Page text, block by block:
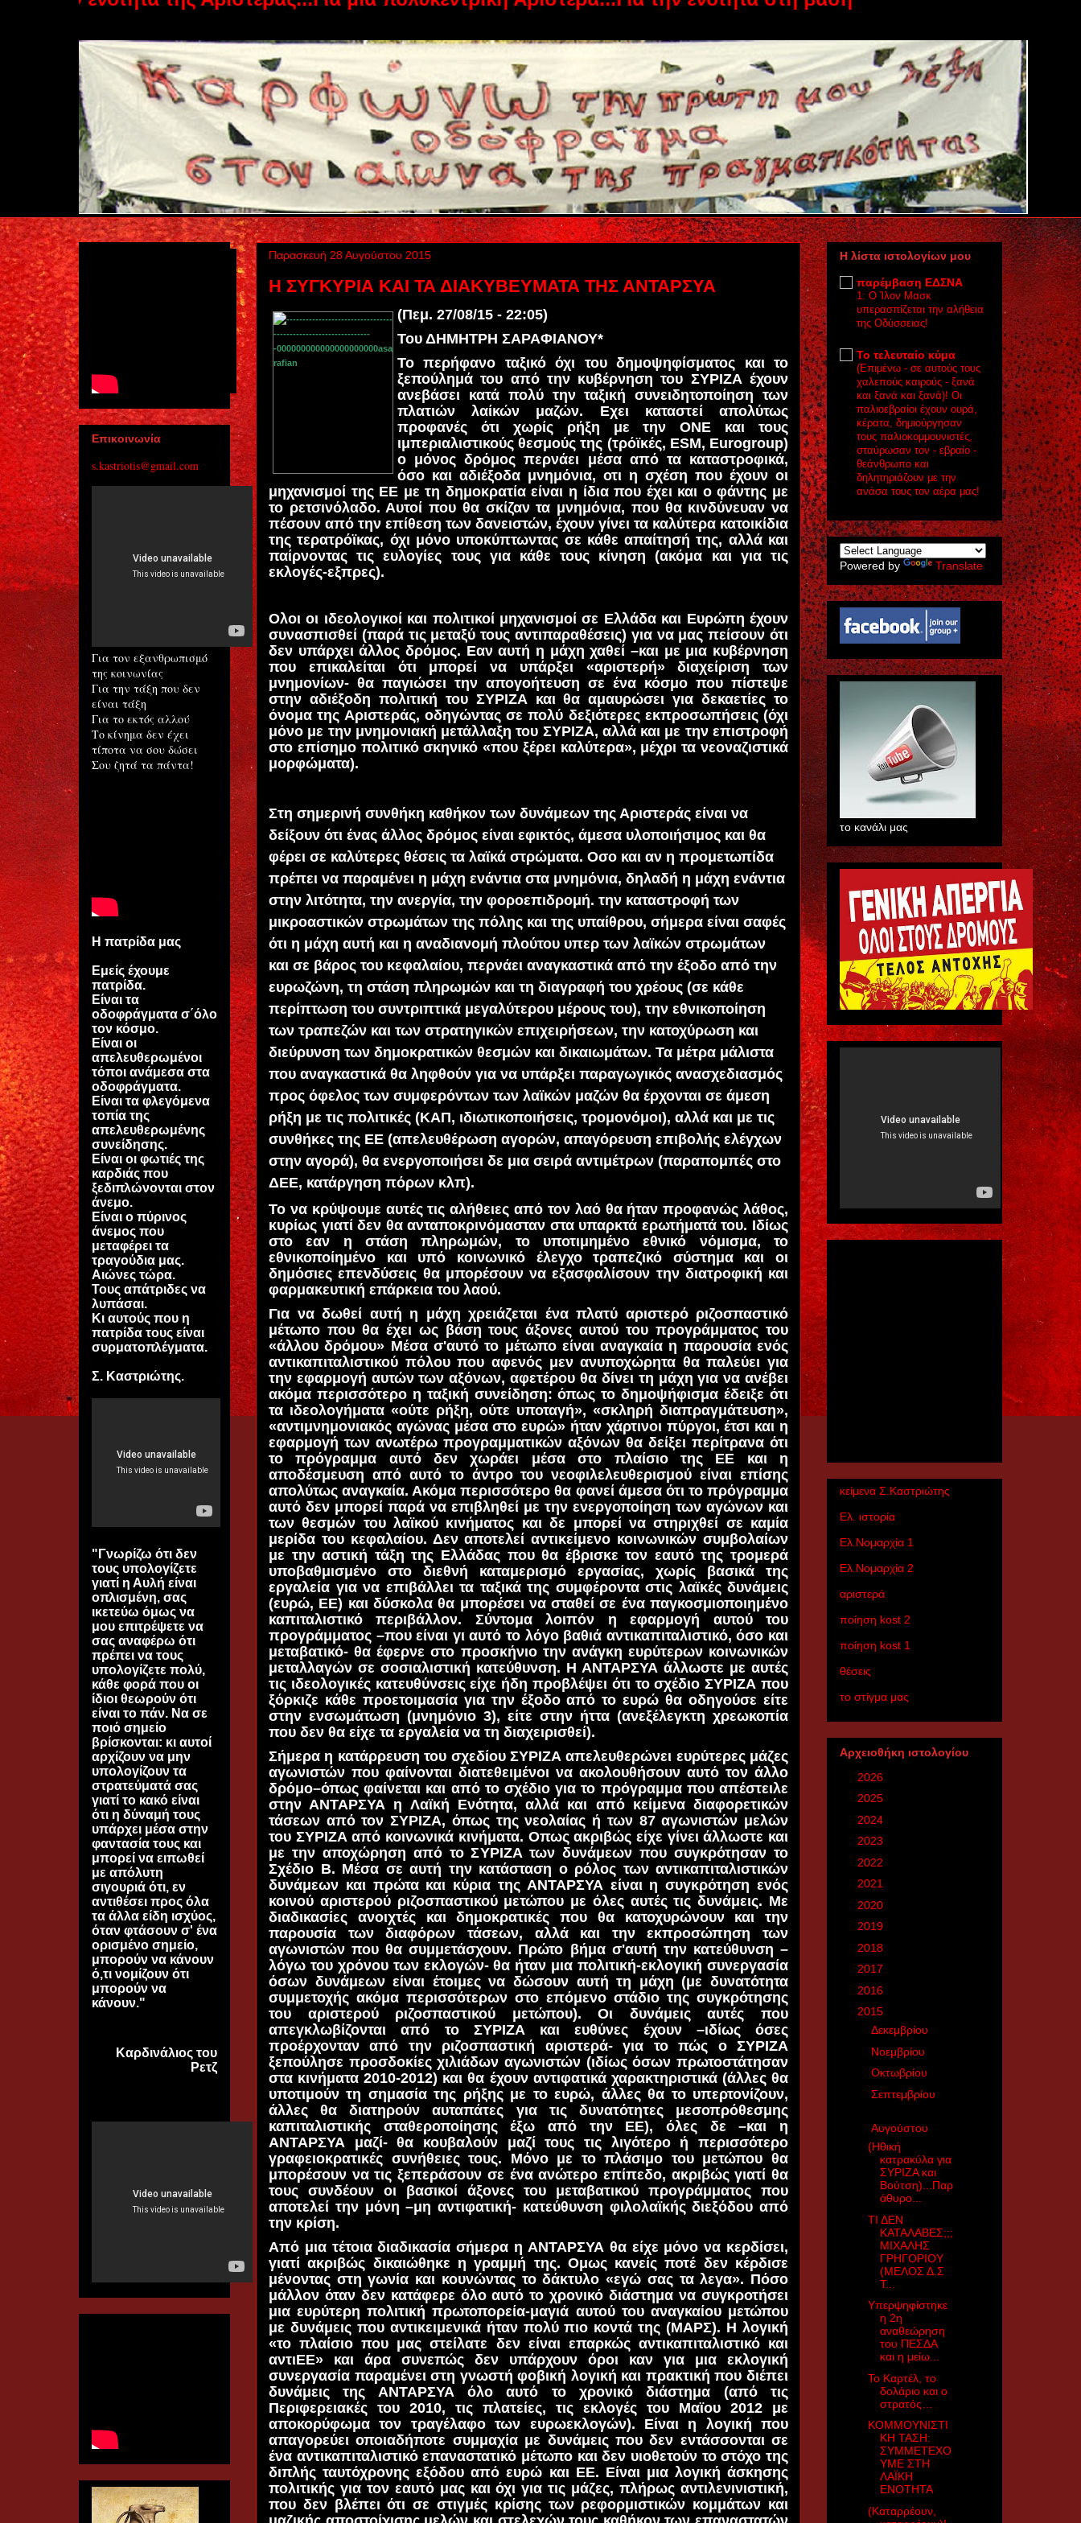
Παρασκευή 28 Αυγούστου 2015
Η ΣΥΓΚΥΡΙΑ ΚΑΙ ΤΑ ΔΙΑΚΥΒΕΥΜΑΤΑ ΤΗΣ ΑΝΤΑΡΣΥΑ
(Πεμ. 27/08/15 - 22:05)
Του ΔΗΜΗΤΡΗ ΣΑΡΑΦΙΑΝΟΥ*
To περήφανο ταξικό όχι του δημοψηφίσματος και το
ξεπούλημά του από την κυβέρνηση του ΣΥΡΙΖΑ έχουν
ανεβάσει κατά πολύ την ταξική συνειδητοποίηση των
πλατιών λαίκών μαζών. Εχει καταστεί απολύτως
προφανές ότι χωρίς ρήξη με την ΟΝΕ και τους
ιμπεριαλιστικούς θεσμούς της (τρόϊκές, ΕSM, Eurogroup)
ο μόνος δρόμος περνάει μέσα από τα καταστροφικά,
όσο και αδιέξοδα μνημόνια, οτι η σχέση που έχουν οι
μηχανισμοί της ΕΕ με τη δημοκρατία είναι η ίδια που έχει και ο φάντης με
το ρετσινόλαδο. Αυτοί που θα σκίζαν τα μνημόνια, που θα κινδύνευαν να
πέσουν από την επίθεση των δανειστών, έχουν γίνει τα καλύτερα κατοικίδια
της τερατρόϊκας, όχι μόνο υποκύπτωντας σε κάθε απαίτησή της, αλλά και
παίρνοντας τις ευλογίες τους για κάθε τους κίνηση (ακόμα και για τις
εκλογές-εξπρες).
Ολοι οι ιδεολογικοί και πολιτικοί μηχανισμοί σε Ελλάδα και Ευρώπη έχουν
συνασπισθεί (παρά τις μεταξύ τους αντιπαραθέσεις) για να μας πείσουν ότι
δεν υπάρχει άλλος δρόμος. Εαν αυτή η μάχη χαθεί –και με μια κυβέρνηση
που επικαλείται ότι μπορεί να υπάρξει «αριστερή» διαχείριση των
μνημονίων- θα παγιώσει την απογοήτευση σε ένα κόσμο που πίστεψε
στην αδιέξοδη πολιτική του ΣΥΡΙΖΑ και θα αμαυρώσει για δεκαετίες το
όνομα της Αριστεράς, οδηγώντας σε πολύ δεξιότερες εκπροσωπήσεις (όχι
μόνο με την μνημονιακή μετάλλαξη του ΣΥΡΙΖΑ, αλλά και με την επιστροφή
στο επίσημο πολιτικό σκηνικό «που ξέρει καλύτερα», μέχρι τα νεοναζιστικά
μορφώματα).
Στη σημερινή συνθήκη καθήκον των δυνάμεων της Αριστεράς είναι να
δείξουν ότι ένας άλλος δρόμος είναι εφικτός, άμεσα υλοποιήσιμος και θα
φέρει σε καλύτερες θέσεις τα λαϊκά στρώματα. Οσο και αν η προμετωπίδα
πρέπει να παραμένει η μάχη ενάντια στα μνημόνια, δηλαδή η μάχη ενάντια
στην λιτότητα, την ανεργία, την φοροεπιδρομή. την καταστροφή των
μικροαστικών στρωμάτων της πόλης και της υπαίθρου, σήμερα είναι σαφές
ότι η μάχη αυτή και η αναδιανομή πλούτου υπερ των λαϊκών στρωμάτων
και σε βάρος του κεφαλαίου, περνάει αναγκαστικά από την έξοδο από την
ευρωζώνη, τη στάση πληρωμών και τη διαγραφή του χρέους (σε κάθε
περίπτωση του συντριπτικά μεγαλύτερου μέρους του), την εθνικοποίηση
των τραπεζών και των στρατηγικών επιχειρήσεων, την κατοχύρωση και
διεύρυνση των δημοκρατικών θεσμών και δικαιωμάτων. Τα μέτρα μάλιστα
που αναγκαστικά θα ληφθούν για να υπάρξει παραγωγικός ανασχεδιασμός
προς όφελος των συμφερόντων των λαϊκών μαζών θα έρχονται σε άμεση
ρήξη με τις πολιτικές (ΚΑΠ, ιδιωτικοποιήσεις, τρομονόμοι), αλλά και με τις
συνθήκες της ΕΕ (απελευθέρωση αγορών, απαγόρευση επιβολής ελέγχων
στην αγορά), θα ενεργοποιήσει δε μια σειρά αντιμέτρων (παραπομπές στο
ΔΕΕ, κατάργηση πόρων κλπ).
Το να κρύψουμε αυτές τις αλήθειες από τον λαό θα ήταν προφανώς λάθος,
κυρίως γιατί δεν θα ανταποκρινόμασταν στα υπαρκτά ερωτήματά του. Ιδίως
στο εαν η στάση πληρωμών, το υποτιμημένο εθνικό νόμισμα, το
εθνικοποίημένο και υπό κοινωνικό έλεγχο τραπεζικό σύστημα και οι
δημόσιες επενδύσεις θα μπορέσουν να εξασφαλίσουν την διατροφική και
φαρμακευτική επάρκεια του λαού.
Για να δωθεί αυτή η μάχη χρειάζεται ένα πλατύ αριστερό ριζοσπαστικό
μέτωπο που θα έχει ως βάση τους άξονες αυτού του προγράμματος του
«άλλου δρόμου» Μέσα σ'αυτό το μέτωπο είναι αναγκαία η παρουσία ενός
αντικαπιταλιστικού πόλου που αφενός μεν ανυποχώρητα θα παλεύει για
την εφαρμογή αυτών των αξόνων, αφετέρου θα δίνει τη μάχη για να ανέβει
ακόμα περισσότερο η ταξική συνείδηση: όπως το δημοψήφισμα έδειξε ότι
τα ιδεολογήματα «ούτε ρήξη, ούτε υποταγή», «σκληρή διαπραγμάτευση»,
«αντιμνημονιακός αγώνας μέσα στο ευρώ» ήταν χάρτινοι πύργοι, έτσι και η
εφαρμογή των ανωτέρω προγραμματικών αξόνων θα δείξει περίτρανα ότι
το πρόγραμμα αυτό δεν χωράει μέσα στο πλαίσιο της ΕΕ και η
αποδέσμευση από αυτό το άντρο του νεοφιλελευθερισμού είναι επίσης
απολύτως αναγκαία. Ακόμα περισσότερο θα φανεί άμεσα ότι το πρόγραμμα
αυτό δεν μπορεί παρά να επιβληθεί με την ενεργοποίηση των αγώνων και
των θεσμών του λαϊκού κινήματος και δε μπορεί να στηριχθεί σε καμία
μερίδα του κεφαλαίου. Δεν αποτελεί αντικείμενο κοινωνικών συμβολαίων
με την αστική τάξη της Ελλάδας που θα έβρισκε τον εαυτό της τρομερά
υποβαθμισμένο στο διεθνή καταμερισμό εργασίας, χωρίς βασικά της
εργαλεία για να επιβάλλει τα ταξικά της συμφέροντα στις λαϊκές δυνάμεις
(ευρώ, ΕΕ) και δύσκολα θα μπορέσει να σταθεί σε ένα παγκοσμιοποιημένο
καπιταλιστικό περιβάλλον. Σύντομα λοιπόν η εφαρμογή αυτού του
προγράμματος –που είναι γι αυτό το λόγο βαθιά αντικαπιταλιστικό, όσο και
μεταβατικό- θα έφερνε στο προσκήνιο την ανάγκη ευρύτερων κοινωνικών
μεταλλαγών σε σοσιαλιστική κατεύθυνση. Η ΑΝΤΑΡΣΥΑ άλλωστε με αυτές
τις ιδεολογικές κατευθύνσεις είχε ήδη προβλέψει ότι το σχέδιο ΣΥΡΙΖΑ που
ξόρκιζε κάθε προετοιμασία για την έξοδο από το ευρώ θα οδηγούσε είτε
στην ενσωμάτωση (μνημόνιο 3), είτε στην ήττα (ανεξέλεγκτη χρεωκοπία
που δεν θα είχε τα εργαλεία να τη διαχειρισθεί).
Σήμερα η κατάρρευση του σχεδίου ΣΥΡΙΖΑ απελευθερώνει ευρύτερες μάζες
αγωνιστών που φαίνονται διατεθειμένοι να ακολουθήσουν αυτό τον άλλο
δρόμο–όπως φαίνεται και από το σχέδιο για το πρόγραμμα που απέστειλε
στην ΑΝΤΑΡΣΥΑ η Λαϊκή Ενότητα, αλλά και από κείμενα διαφορετικών
τάσεων από τον ΣΥΡΙΖΑ, όπως της νεολαίας ή των 87 αγωνιστών μελών
του ΣΥΡΙΖΑ από κοινωνικά κινήματα. Οπως ακριβώς είχε γίνει άλλωστε και
με την αποχώρηση από το ΣΥΡΙΖΑ των δυνάμεων που συγκρότησαν το
Σχέδιο Β. Μέσα σε αυτή την κατάσταση ο ρόλος των αντικαπιταλιστικών
δυνάμεων και πρώτα και κύρια της ΑΝΤΑΡΣΥΑ είναι η συγκρότηση ενός
κοινού αριστερού ριζοσπαστικού μετώπου με όλες αυτές τις δυνάμεις. Με
διαδικασίες ανοιχτές και δημοκρατικές που θα κατοχυρώνουν και την
παρουσία των διαφόρων τάσεων, αλλά και την εκπροσώπηση των
αγωνιστών που θα συμμετάσχουν. Πρώτο βήμα σ'αυτή την κατεύθυνση –
λόγω του χρόνου των εκλογών- θα ήταν μια πολιτική-εκλογική συνεργασία
όσων δυνάμεων είναι έτοιμες να δώσουν αυτή τη μάχη (με δυνατότητα
συμμετοχής ακόμα περισσότερων στο επόμενο στάδιο της συγκρότησης
του αριστερού ριζοσπαστικού μετώπου). Οι δυνάμεις αυτές που
απεγκλωβίζονται από το ΣΥΡΙΖΑ και ευθύνες έχουν –ιδίως όσες
προέρχονταν από την ριζοσπαστική αριστερά- για το πώς ο ΣΥΡΙΖΑ
ξεπούλησε προσδοκίες χιλιάδων αγωνιστών (ιδίως όσων πρωτοστάτησαν
στα κινήματα 2010-2012) και θα έχουν αντιφατικά χαρακτηριστικά (άλλες θα
υποτιμούν τη σημασία της ρήξης με το ευρώ, άλλες θα το υπερτονίζουν,
άλλες θα διατηρούν αυταπάτες για τις δυνατότητες μεσοπρόθεσμης
καπιταλιστικής σταθεροποίησης έξω από την ΕΕ), όλες δε –και η
ΑΝΤΑΡΣΥΑ μαζί- θα κουβαλούν μαζί τους τις λιγότερο ή περισσότερο
γραφειοκρατικές συνήθειες τους. Μόνο με το πλάσιμο του μετώπου θα
μπορέσουν να τις ξεπεράσουν σε ένα ανώτερο επίπεδο, ακριβώς γιατί θα
τους συνδέουν οι βασικοί άξονες του μεταβατικού προγράμματος που
αποτελεί την μόνη –μη αντιφατική- κατεύθυνση φιλολαϊκής διεξόδου από
την κρίση.
Από μια τέτοια διαδικασία σήμερα η ΑΝΤΑΡΣΥΑ θα είχε μόνο να κερδίσει,
γιατί ακριβώς δικαιώθηκε η γραμμή της. Ομως κανείς ποτέ δεν κέρδισε
μένοντας στη γωνία και κουνώντας το δάκτυλο «εγώ σας τα λεγα». Πόσο
μάλλον όταν δεν κατάφερε όλο αυτό το χρονικό διάστημα να συγκροτήσει
μια ευρύτερη πολιτική πρωτοπορεία-μαγιά αυτού του αναγκαίου μετώπου
με δυνάμεις που αντικειμενικά ήταν πολύ πιο κοντά της (ΜΑΡΣ). H λογική
«το πλαίσιο που μας στείλατε δεν είναι επαρκώς αντικαπιταλιστικό και
αντιΕΕ» και άρα συνεπώς δεν υπάρχουν όροι καν για μια εκλογική
συνεργασία παραμένει στη γνωστή φοβική λογική και πρακτική που διέπει
δυνάμεις της ΑΝΤΑΡΣΥΑ όλο αυτό το χρονικό διάστημα (από τις
Περιφερειακές του 2010, τις πλατείες, τις εκλογές του Μαϊου 2012 με
αποκορύφωμα τον τραγέλαφο των ευρωεκλογών). Είναι η λογική που
απαγορεύει οποιαδήποτε συμμαχία με δυνάμεις που δεν εντάσσονται σε
ένα αντικαπιταλιστικό επαναστατικό μέτωπο και δεν υιοθετούν το στόχο της
διπλής ταυτόχρονης εξόδου από ευρώ και ΕΕ. Είναι μια λογική άσκησης
πολιτικής για τον εαυτό μας και όχι για τις μάζες, πλήρως αντιλενινιστική,
που δεν βλέπει ότι σε στιγμές κρίσης των ρεφορμιστικών κομμάτων και
Επικοινωνία
s.kastriotis@gmail.com
Για τον εξανθρωπισμό
της κοινωνίας
Για την τάξη που δεν
είναι τάξη
Για το εκτός αλλού
Το κίνημα δεν έχει
τίποτα να σου δώσει
Σου ζητά τα πάντα!
Η πατρίδα μας
Εμείς έχουμε
πατρίδα.
Είναι τα
οδοφράγματα σ΄όλο
τον κόσμο.
Είναι οι
απελευθερωμένοι
τόποι ανάμεσα στα
οδοφράγματα.
Είναι τα φλεγόμενα
τοπία της
απελευθερωμένης
συνείδησης.
Είναι οι φωτιές της
καρδιάς που
ξεδιπλώνονται στον
άνεμο.
Είναι ο πύρινος
άνεμος που
μεταφέρει τα
τραγούδια μας.
Αιώνες τώρα.
Τους απάτριδες να
λυπάσαι.
Κι αυτούς που η
πατρίδα τους είναι
συρματοπλέγματα.
Σ. Καστριώτης.
"Γνωρίζω ότι δεν
τους υπολογίζετε
γιατί η Αυλή είναι
οπλισμένη, σας
ικετεύω όμως να
μου επιτρέψετε να
σας αναφέρω ότι
πρέπει να τους
υπολογίζετε πολύ,
κάθε φορά που οι
ίδιοι θεωρούν ότι
είναι το πάν. Να σε
ποιό σημείο
βρίσκονται: κι αυτοί
αρχίζουν να μην
υπολογίζουν τα
στρατεύματά σας
γιατί το κακό είναι
ότι η δύναμή τους
υπάρχει μέσα στην
φαντασία τους και
μπορεί να ειπωθεί
με απόλυτη
σιγουριά ότι, εν
αντιθέσει προς όλα
τα άλλα είδη ισχύος,
όταν φτάσουν σ' ένα
ορισμένο σημείο,
μπορούν να κάνουν
ό,τι νομίζουν ότι
μπορούν να
κάνουν."
Kαρδινάλιος του
Ρετζ
Η λίστα ιστολογίων μου
παρέμβαση ΕΔΣΝΑ
1: Ο Ίλον Μασκ
υπερασπίζεται την αλήθεια
της Οδύσσειας!
Το τελευταίο κύμα
(Eπιμένω - σε αυτούς τους
χαλεπούς καιρούς - ξανά
και ξανά και ξανά)! Οι
παλιοεβραίοι έχουν ουρά,
κέρατα, δημιούργησαν
τους παλιοκομμουνιστές,
σταύρωσαν τον - εβραίο -
θεάνθρωπο και
δηλητηριάζουν με την
ανάσα τους τον αέρα μας!
Powered by Translate
το κανάλι μας
κείμενα Σ.Καστριώτης
Ελ. ιστορία
Ελ.Nομαρχία 1
Ελ.Nομαρχία 2
αριστερά
ποίηση kost 2
ποίηση kost 1
θέσεις
το στίγμα μας
Αρχειοθήκη ιστολογίου
2026
2025
2024
2023
2022
2021
2020
2019
2018
2017
2016
2015
Δεκεμβρίου
Νοεμβρίου
Οκτωβρίου
Σεπτεμβρίου
Αυγούστου
(Ηθική
κατρακύλα για
ΣΥΡΙΖΑ και
Βούτση)...Παρ
άθυρο...
ΤΙ ΔΕΝ
ΚΑΤΑΛΑΒΕΣ;;;
ΜΙΧΑΛΗΣ
ΓΡΗΓΟΡΙΟΥ
(ΜΕΛΟΣ Δ.Σ
Τ...
Υπερψηφίστηκε
η 2η
αναθεώρηση
του ΠΕΣΔΑ
και η μείω...
Το Καρτέλ, το
δολάριο και ο
στρατός…
ΚΟΜΜΟΥΝΙΣΤΙ
ΚΗ ΤΑΣΗ:
ΣΥΜΜΕΤΕΧΟ
ΥΜΕ ΣΤΗ
ΛΑΪΚΗ
ΕΝΟΤΗΤΑ
(Καταρρέουν,